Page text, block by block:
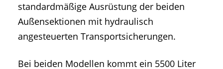
standardmäßige Ausrüstung der beiden
Außensektionen mit hydraulisch
angesteuerten Transportsicherungen.
Bei beiden Modellen kommt ein 5500 Liter